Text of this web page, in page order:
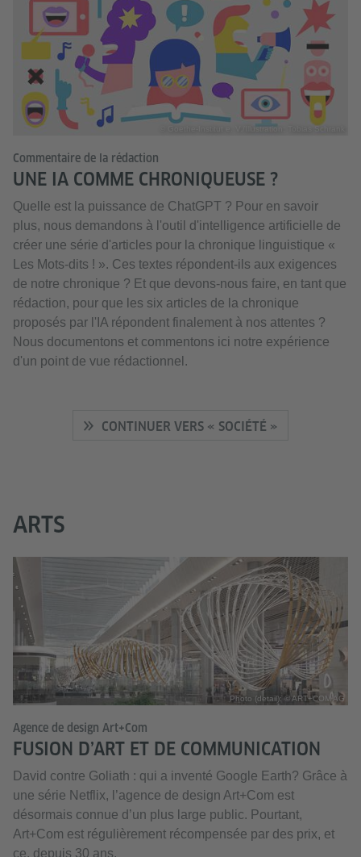
© Goethe-Institut e. V./Illustration: Tobias Schrank
Commentaire de la rédaction
UNE IA COMME CHRONIQUEUSE ?
Quelle est la puissance de ChatGPT ? Pour en savoir
plus, nous demandons à l'outil d'intelligence artificielle de
créer une série d'articles pour la chronique linguistique «
Les Mots-dits ! ». Ces textes répondent-ils aux exigences
de notre chronique ? Et que devons-nous faire, en tant que
rédaction, pour que les six articles de la chronique
proposés par l'IA répondent finalement à nos attentes ?
Nous documentons et commentons ici notre expérience
d'un point de vue rédactionnel.
CONTINUER VERS « SOCIÉTÉ »
ARTS
Photo (detail): © ART+COM AG
Agence de design Art+Com
FUSION D’ART ET DE COMMUNICATION
David contre Goliath : qui a inventé Google Earth? Grâce à
une série Netflix, l’agence de design Art+Com est
désormais connue d’un plus large public. Pourtant,
Art+Com est régulièrement récompensée par des prix, et
ce, depuis 30 ans.